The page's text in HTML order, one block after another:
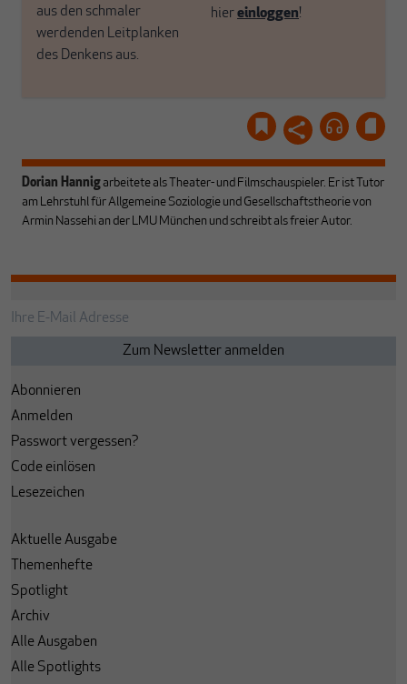
aus den schmaler
werdenden Leitplanken
des Denkens aus.
hiereinloggen!
Dorian Hannigarbeitete als Theater- und Filmschauspieler. Er ist Tutor
am Lehrstuhl für Allgemeine Soziologie und Gesellschaftstheorie von
Armin Nassehi an der LMU München und schreibt als freier Autor.
Abonnieren
Anmelden
Passwort vergessen?
Code einlösen
Lesezeichen
Aktuelle Ausgabe
Themenhefte
Spotlight
Archiv
Alle Ausgaben
Alle Spotlights